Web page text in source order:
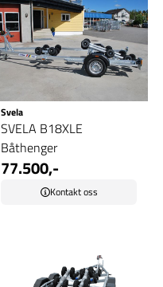
Svela
SVELA B18XLE
Båthenger
77.500,-
Kontakt oss